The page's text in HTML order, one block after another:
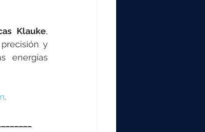
Klauke,
y
energías
.